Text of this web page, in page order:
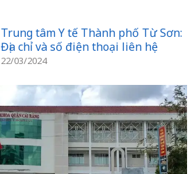
Trung tâm Y tế Thành phố Từ Sơn:
Địa chỉ và số điện thoại liên hệ
22/03/2024